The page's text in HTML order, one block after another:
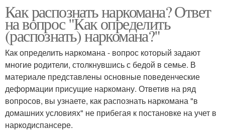
Как распознать наркомана? Ответ
на вопрос "Как определить
(распознать) наркомана?"
Как определить наркомана - вопрос который задают
многие родители, столкнувшись с бедой в семье. В
материале представлены основные поведенческие
деформации присущие наркоману. Ответив на ряд
вопросов, вы узнаете, как распознать наркомана "в
домашних условиях" не прибегая к постановке на учет в
наркодиспансере.